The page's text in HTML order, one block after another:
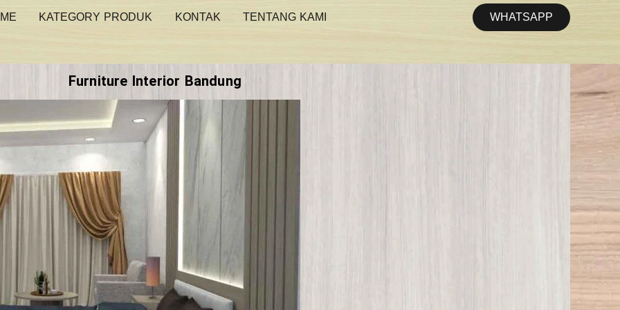
KATEGORY PRODUK KONTAK TENTANG KAMI WHATSAPP
Furniture Interior Bandung